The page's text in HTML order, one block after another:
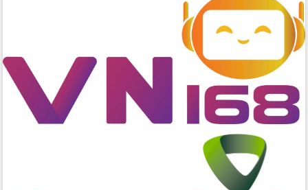
cho trạm y tế cấp xã
Du lịch Đắk Lắk nâng tầm trải nghiệm
du khách thông qua Hệ thống cơ sở dữ
liệu và Bản đồ số
Tập huấn ứng dụng trí tuệ nhân tạo (AI)